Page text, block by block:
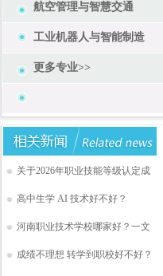
航空管理与智慧交通
工业机器人与智能制造
更多专业>>
关于2026年职业技能等级认定成
高中生学 AI 技术好不好？
河南职业技术学校哪家好？一文
成绩不理想 转学到职校好不好？